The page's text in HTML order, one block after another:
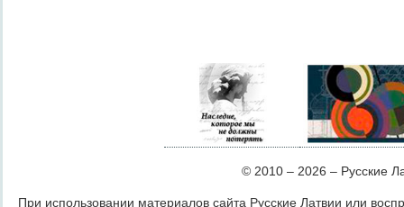
© 2010 – 2026 – Русские
При использовании материалов сайта Русские Латвии или